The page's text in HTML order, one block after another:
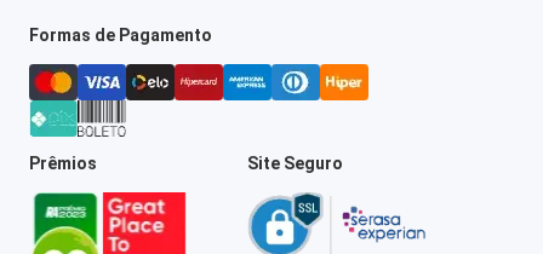
Formas de Pagamento
Prêmios Site Seguro